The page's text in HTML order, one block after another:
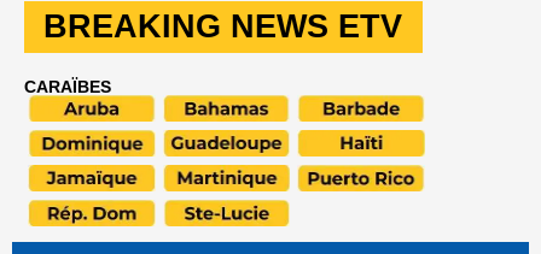
BREAKING NEWS ETV
CARAÏBES